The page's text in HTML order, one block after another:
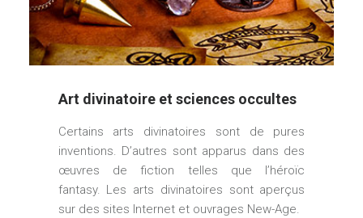
Art divinatoire et sciences occultes
Certains arts divinatoires sont de pures
inventions. D’autres sont apparus dans des
œuvres de fiction telles que l’héroïc
fantasy. Les arts divinatoires sont aperçus
sur des sites Internet et ouvrages New-Age.